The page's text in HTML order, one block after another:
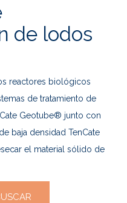
de lodos
reactores biológicos
de tratamiento de
Geotube® junto con
baja densidad TenCate
el material sólido de